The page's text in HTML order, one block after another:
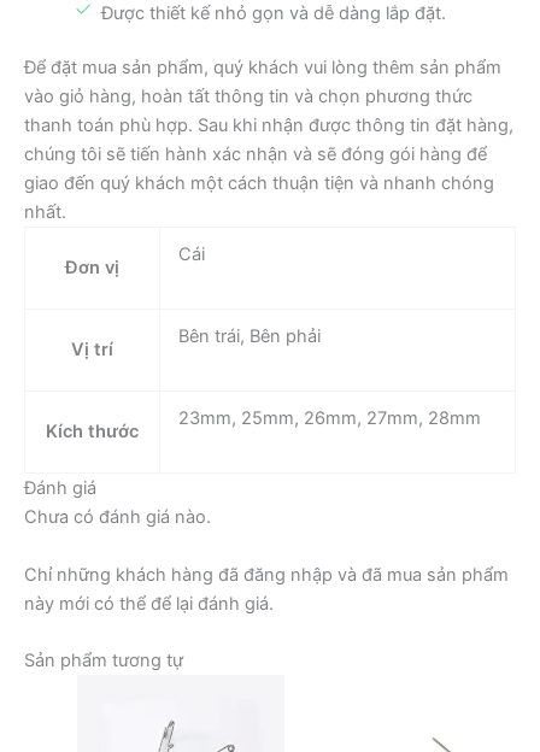
Được thiết kế nhỏ gọn và dễ dàng lắp đặt.
Để đặt mua sản phẩm, quý khách vui lòng thêm sản phẩm
vào giỏ hàng, hoàn tất thông tin và chọn phương thức
thanh toán phù hợp. Sau khi nhận được thông tin đặt hàng,
chúng tôi sẽ tiến hành xác nhận và sẽ đóng gói hàng để
giao đến quý khách một cách thuận tiện và nhanh chóng
nhất.
Đơn vị
Cái
Vị trí
Bên trái, Bên phải
Kích thước
23mm, 25mm, 26mm, 27mm, 28mm
Đánh giá
Chưa có đánh giá nào.
Chỉ những khách hàng đã đăng nhập và đã mua sản phẩm
này mới có thể để lại đánh giá.
Sản phẩm tương tự